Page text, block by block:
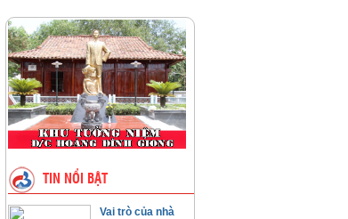
TIN NỔI BẬT
Vai trò của nhà